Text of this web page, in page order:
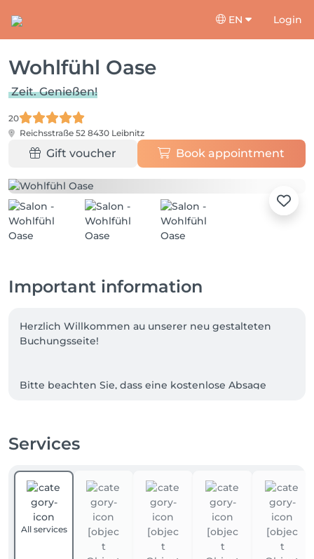
EN Login
Wohlfühl Oase
Zeit. Genießen!
20
Reichsstraße 52 8430 Leibnitz
Gift voucher Book appointment
Important information
Herzlich Willkommen au unserer neu gestalteten
Buchungsseite!
Bitte beachten Sie, dass eine kostenlose Absage
Preises der gebuchten Leistung in Rechnung
werden 100% der gebuchten Leistung verrechnet.
Services
All services